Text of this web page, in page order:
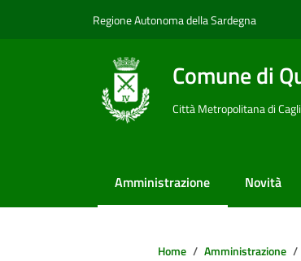
Regione Autonoma della Sardegna
Comune di
Città Metropolitana di
Amministrazione Novità
Home Amministrazione